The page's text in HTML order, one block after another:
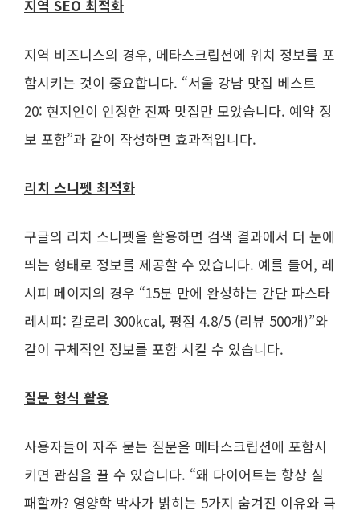
지역 SEO 최적화
지역 비즈니스의 경우, 메타스크립션에 위치 정보를 포
함시키는 것이 중요합니다. “서울 강남 맛집 베스트
20: 현지인이 인정한 진짜 맛집만 모았습니다. 예약 정
보 포함”과 같이 작성하면 효과적입니다.
리치 스니펫 최적화
구글의 리치 스니펫을 활용하면 검색 결과에서 더 눈에
띄는 형태로 정보를 제공할 수 있습니다. 예를 들어, 레
시피 페이지의 경우 “15분 만에 완성하는 간단 파스타
레시피: 칼로리 300kcal, 평점 4.8/5 (리뷰 500개)”와
같이 구체적인 정보를 포함 시킬 수 있습니다.
질문 형식 활용
사용자들이 자주 묻는 질문을 메타스크립션에 포함시
키면 관심을 끌 수 있습니다. “왜 다이어트는 항상 실
패할까? 영양학 박사가 밝히는 5가지 숨겨진 이유와 극